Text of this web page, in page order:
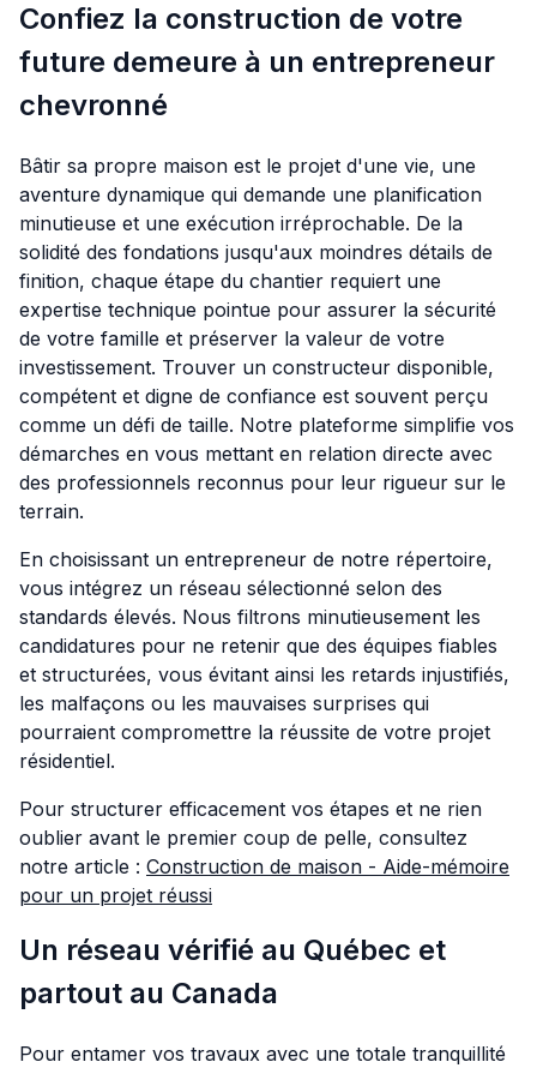
Confiez la construction de votre
future demeure à un entrepreneur
chevronné
Bâtir sa propre maison est le projet d'une vie, une
aventure dynamique qui demande une planification
minutieuse et une exécution irréprochable. De la
solidité des fondations jusqu'aux moindres détails de
finition, chaque étape du chantier requiert une
expertise technique pointue pour assurer la sécurité
de votre famille et préserver la valeur de votre
investissement. Trouver un constructeur disponible,
compétent et digne de confiance est souvent perçu
comme un défi de taille. Notre plateforme simplifie vos
démarches en vous mettant en relation directe avec
des professionnels reconnus pour leur rigueur sur le
terrain.
En choisissant un entrepreneur de notre répertoire,
vous intégrez un réseau sélectionné selon des
standards élevés. Nous filtrons minutieusement les
candidatures pour ne retenir que des équipes fiables
et structurées, vous évitant ainsi les retards injustifiés,
les malfaçons ou les mauvaises surprises qui
pourraient compromettre la réussite de votre projet
résidentiel.
Pour structurer efficacement vos étapes et ne rien
oublier avant le premier coup de pelle, consultez
notre article : Construction de maison - Aide-mémoire
pour un projet réussi
Un réseau vérifié au Québec et
partout au Canada
Pour entamer vos travaux avec une totale tranquillité